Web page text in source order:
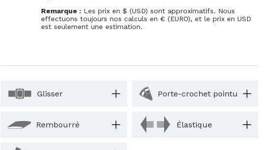
Remarque : Les prix en $ (USD) sont approximatifs. Nous
effectuons toujours nos calculs en € (EURO), et le prix en USD
est seulement une estimation.
Glisser Porte-crochet pointu
Rembourré Élastique